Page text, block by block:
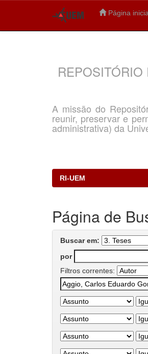
Página
REPOSITÓRIO
A missão do
reunir, preservar e
administrativa) da
RI-UEM
Página de
Buscar em:
por
Filtros correntes: